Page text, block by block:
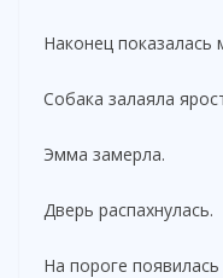
Наконец показалась
Собака залаяла
Эмма замерла.
Дверь распахнулась.
На пороге